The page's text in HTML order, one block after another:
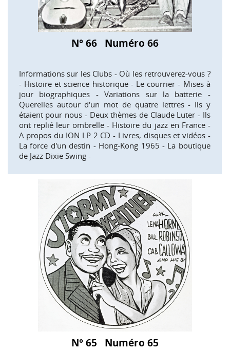
N° 66 Numéro 66
Informations sur les Clubs - Où les retrouverez-vous ?
- Histoire et science historique - Le courrier - Mises à
jour biographiques - Variations sur la batterie -
Querelles autour d'un mot de quatre lettres - Ils y
étaient pour nous - Deux thèmes de Claude Luter - Ils
ont replié leur ombrelle - Histoire du jazz en France -
A propos du ION LP 2 CD - Livres, disques et vidéos -
La force d'un destin - Hong-Kong 1965 - La boutique
de Jazz Dixie Swing -
N° 65 Numéro 65